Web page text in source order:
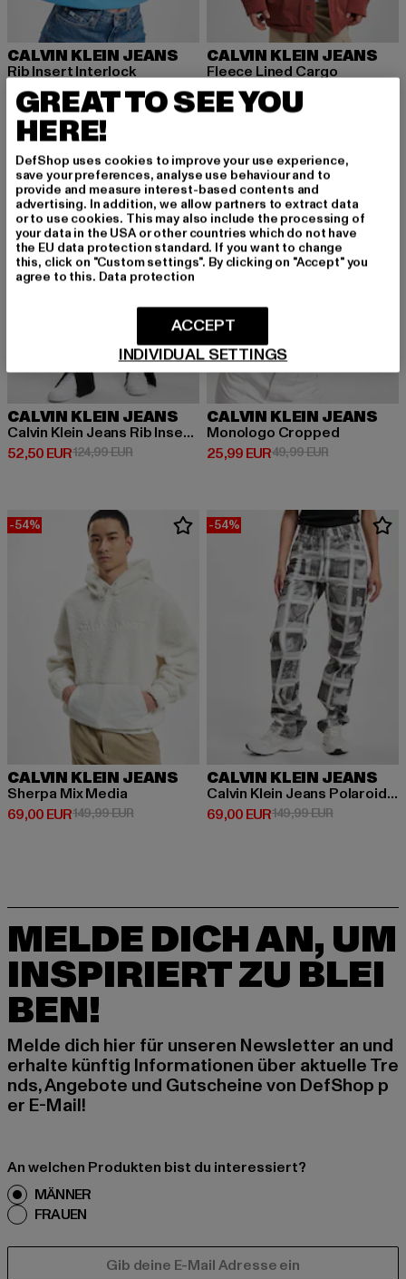
CALVIN KLEIN JEANS
Rib Insert Interlock
57,40 EUR
Derzeitiger Preis: 57,40 EUR
139,99 EURAktionspreis: 139,99 EUR
CALVIN KLEIN JEANS
Fleece Lined Cargo
69,70 EUR
Derzeitiger Preis: 69,70 EUR
169,99 EUR
-58%
CALVIN KLEIN JEANS
Calvin Klein Jeans Rib Insert Interlocks Jogginghose
52,50 EUR
Derzeitiger Preis: 52,50 EUR
124,99 EURAktionspreis: 124,99 EUR
-48%
CALVIN KLEIN JEANS
Monologo Cropped
25,99 EUR
Derzeitiger Preis: 25,99 EUR
49,99 EURAktionspreis:
-54%
CALVIN KLEIN JEANS
Sherpa Mix Media
69,00 EUR
Derzeitiger Preis: 69,00 EUR
149,99 EURAktionspreis: 149,99 EUR
-54%
CALVIN KLEIN JEANS
Calvin Klein Jeans Polaroid High Rise Jeans
69,00 EUR
Derzeitiger Preis: 69,00 EUR
149,99 EURAktionspreis:
MELDE DICH AN, UM
INSPIRIERT ZU BLEI
BEN!
Melde dich hier für unseren Newsletter an und
erhalte künftig Informationen über aktuelle Tre
nds, Angebote und Gutscheine von DefShop p
er E-Mail!
An welchen Produkten bist du interessiert?
MÄNNER
FRAUEN
GREAT TO SEE YOU
HERE!
DefShop uses cookies to improve your use experience,
save your preferences, analyse use behaviour and to
provide and measure interest-based contents and
advertising. In addition, we allow partners to extract data
or to use cookies. This may also include the processing of
your data in the USA or other countries which do not have
the EU data protection standard. If you want to change
this, click on "Custom settings". By clicking on "Accept" you
agree to this. Data protection
INDIVIDUAL SETTINGS
ACCEPT